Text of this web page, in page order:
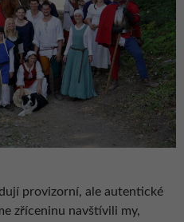
provizorní, ale autentické
zříceninu navštívili my,